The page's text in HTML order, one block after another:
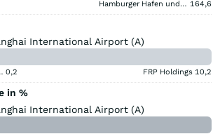
Hamburger Hafen und Logistik 164,6
International Airport (A)
0,2 FRP Holdings 10,2
in %
International Airport (A)